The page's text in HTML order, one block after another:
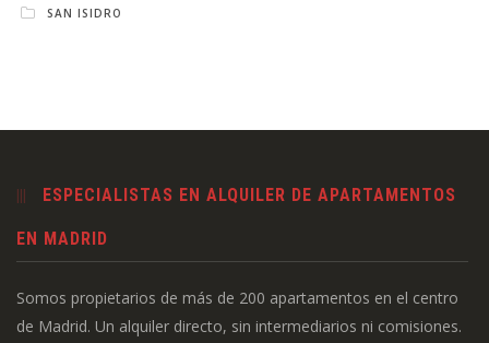
SAN ISIDRO
ESPECIALISTAS EN ALQUILER DE APARTAMENTOS
EN MADRID
Somos propietarios de más de 200 apartamentos en el centro
de Madrid. Un alquiler directo, sin intermediarios ni comisiones.